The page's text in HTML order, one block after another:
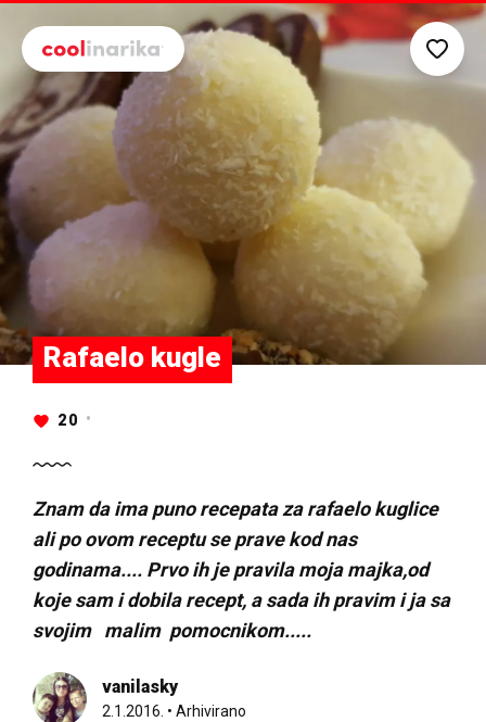
Rafaelo kugle
20
Znam da ima puno recepata za rafaelo kuglice
ali po ovom receptu se prave kod nas
godinama.... Prvo ih je pravila moja majka,od
koje sam i dobila recept, a sada ih pravim i ja sa
svojim malim pomocnikom.....
vanilasky
2.1.2016. • Arhivirano